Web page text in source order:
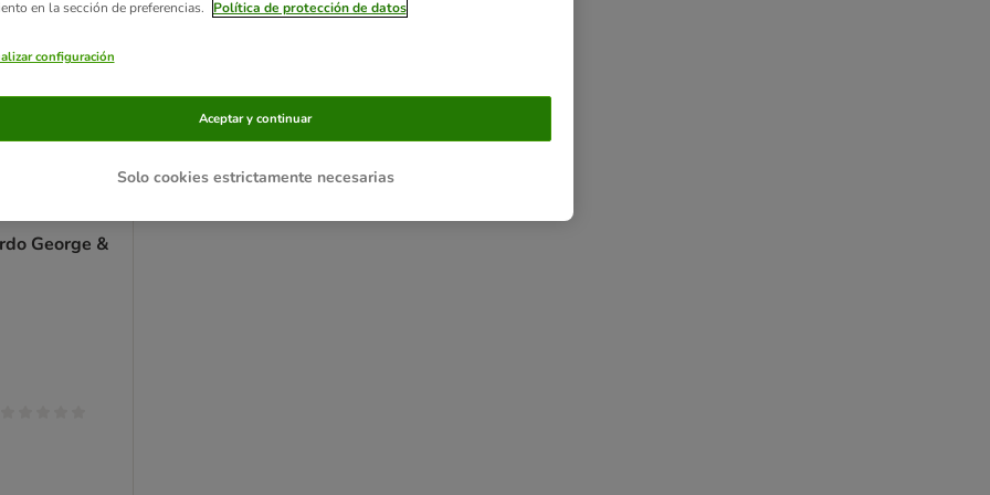
George &
en la sección de preferencias.
Política de protección de datos
configuración
Solo cookies estrictamente necesarias
Aceptar y continuar